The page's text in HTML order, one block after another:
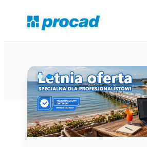
Oprogramowanie
Szkolenia